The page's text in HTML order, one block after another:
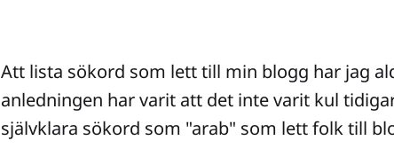
Att lista sökord som lett till min blogg har jag
anledningen har varit att det inte varit kul
självklara sökord som "arab" som lett folk till